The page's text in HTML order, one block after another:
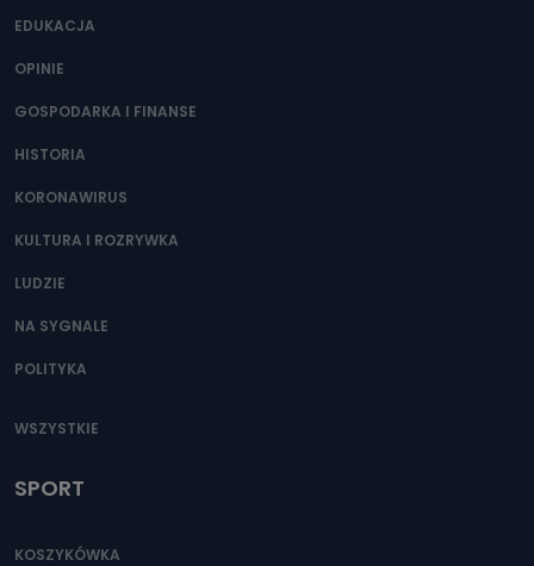
EDUKACJA
OPINIE
GOSPODARKA I FINANSE
HISTORIA
KORONAWIRUS
KULTURA I ROZRYWKA
LUDZIE
NA SYGNALE
POLITYKA
WSZYSTKIE
SPORT
KOSZYKÓWKA